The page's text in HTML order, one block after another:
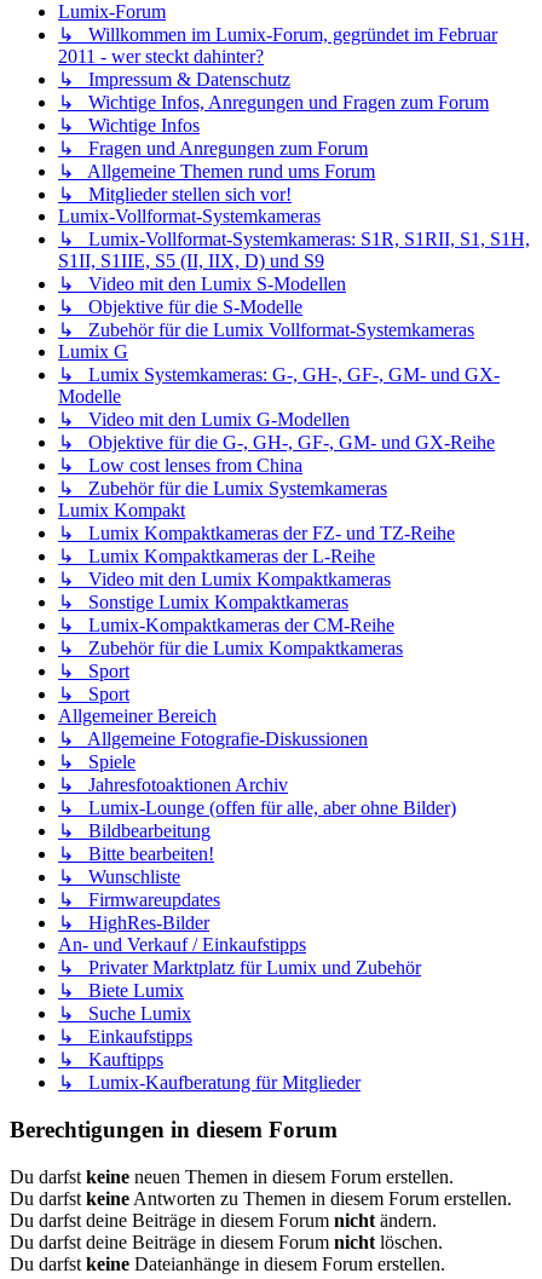
Lumix-Forum
↳ Willkommen im Lumix-Forum, gegründet im Februar
2011 - wer steckt dahinter?
↳ Impressum & Datenschutz
↳ Wichtige Infos, Anregungen und Fragen zum Forum
↳ Wichtige Infos
↳ Fragen und Anregungen zum Forum
↳ Allgemeine Themen rund ums Forum
↳ Mitglieder stellen sich vor!
Lumix-Vollformat-Systemkameras
↳ Lumix-Vollformat-Systemkameras: S1R, S1RII, S1, S1H,
S1II, S1IIE, S5 (II, IIX, D) und S9
↳ Video mit den Lumix S-Modellen
↳ Objektive für die S-Modelle
↳ Zubehör für die Lumix Vollformat-Systemkameras
Lumix G
↳ Lumix Systemkameras: G-, GH-, GF-, GM- und GX-
Modelle
↳ Video mit den Lumix G-Modellen
↳ Objektive für die G-, GH-, GF-, GM- und GX-Reihe
↳ Low cost lenses from China
↳ Zubehör für die Lumix Systemkameras
Lumix Kompakt
↳ Lumix Kompaktkameras der FZ- und TZ-Reihe
↳ Lumix Kompaktkameras der L-Reihe
↳ Video mit den Lumix Kompaktkameras
↳ Sonstige Lumix Kompaktkameras
↳ Lumix-Kompaktkameras der CM-Reihe
↳ Zubehör für die Lumix Kompaktkameras
↳ Sport
↳ Sport
Allgemeiner Bereich
↳ Allgemeine Fotografie-Diskussionen
↳ Spiele
↳ Jahresfotoaktionen Archiv
↳ Lumix-Lounge (offen für alle, aber ohne Bilder)
↳ Bildbearbeitung
↳ Bitte bearbeiten!
↳ Wunschliste
↳ Firmwareupdates
↳ HighRes-Bilder
An- und Verkauf / Einkaufstipps
↳ Privater Marktplatz für Lumix und Zubehör
↳ Biete Lumix
↳ Suche Lumix
↳ Einkaufstipps
↳ Kauftipps
↳ Lumix-Kaufberatung für Mitglieder
Berechtigungen in diesem Forum
Du darfst keine neuen Themen in diesem Forum erstellen.
Du darfst keine Antworten zu Themen in diesem Forum erstellen.
Du darfst deine Beiträge in diesem Forum nicht ändern.
Du darfst deine Beiträge in diesem Forum nicht löschen.
Du darfst keine Dateianhänge in diesem Forum erstellen.